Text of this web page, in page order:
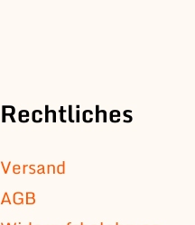
Rechtliches
Versand
AGB